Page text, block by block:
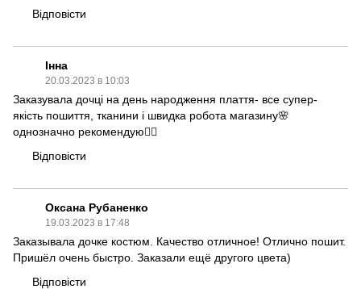
Відповісти
Інна
20.03.2023 в 10:03
Заказувала дочці на день народження плаття- все супер-
якість пошиття, тканини і швидка робота магазину🌸
однозначно рекомендую👍🏻
Відповісти
Оксана Рубаненко
19.03.2023 в 17:48
Заказывала дочке костюм. Качество отличное! Отлично пошит.
Пришёл очень быстро. Заказали ещё другого цвета)
Відповісти